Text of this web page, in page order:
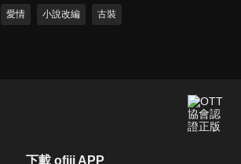
愛情
小說改編 古裝
下載 ofiii APP